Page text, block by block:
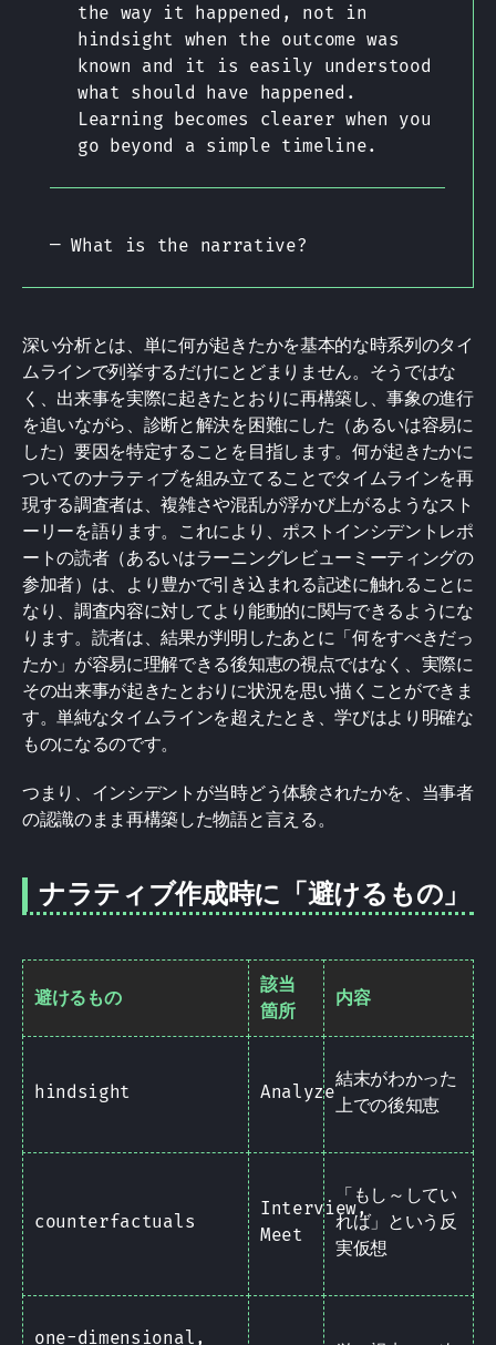
the way it happened, not in
hindsight when the outcome was
known and it is easily understood
what should have happened.
Learning becomes clearer when you
go beyond a simple timeline.
— What is the narrative?
深い分析とは、単に何が起きたかを基本的な時系列のタイ
ムラインで列挙するだけにとどまりません。そうではな
く、出来事を実際に起きたとおりに再構築し、事象の進行
を追いながら、診断と解決を困難にした（あるいは容易に
した）要因を特定することを目指します。何が起きたかに
ついてのナラティブを組み立てることでタイムラインを再
現する調査者は、複雑さや混乱が浮かび上がるようなスト
ーリーを語ります。これにより、ポストインシデントレポ
ートの読者（あるいはラーニングレビューミーティングの
参加者）は、より豊かで引き込まれる記述に触れることに
なり、調査内容に対してより能動的に関与できるようにな
ります。読者は、結果が判明したあとに「何をすべきだっ
たか」が容易に理解できる後知恵の視点ではなく、実際に
その出来事が起きたとおりに状況を思い描くことができま
す。単純なタイムラインを超えたとき、学びはより明確な
ものになるのです。
つまり、インシデントが当時どう体験されたかを、当事者
の認識のまま再構築した物語と言える。
ナラティブ作成時に「避けるもの」
避けるもの
該当
箇所
内容
hindsight Analyze
結末がわかった
上での後知恵
counterfactuals
Interview,
Meet
「もし～してい
れば」という反
実仮想
one-dimensional,